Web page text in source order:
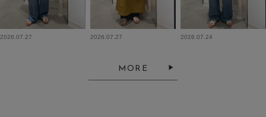
2026.07.27 2026.07.27 2026.07.24
MORE